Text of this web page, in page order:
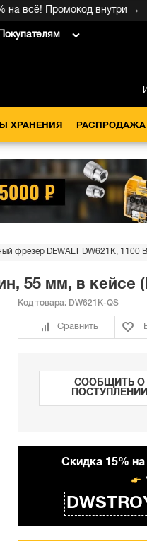
Промокод внутри →
Покупателям
ХРАНЕНИЯ РАСПРОДАЖА
фрезер DEWALT DW621K, 1100
55 мм, в кейсе
Код товара: DW621K-QS
Сравнить
СООБЩИТЬ О
ПОСТУПЛЕНИИ
Cкидка 15%